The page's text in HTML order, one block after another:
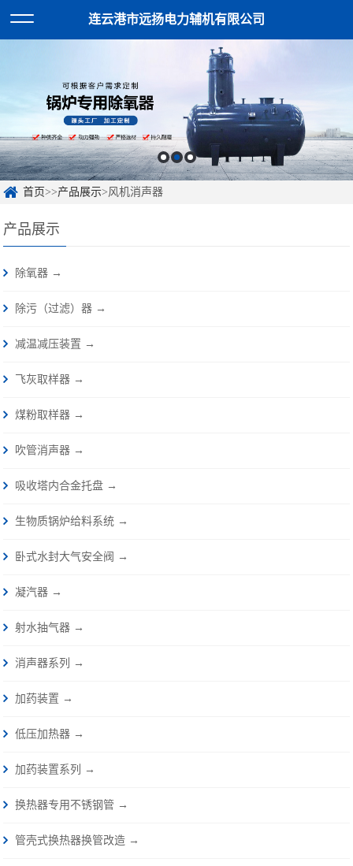
连云港市远扬电力辅机有限公司
首页>>产品展示>风机消声器
产品展示
除氧器 →
除污（过滤）器 →
减温减压装置 →
飞灰取样器 →
煤粉取样器 →
吹管消声器 →
吸收塔内合金托盘 →
生物质锅炉给料系统 →
卧式水封大气安全阀 →
凝汽器 →
射水抽气器 →
消声器系列 →
加药装置 →
低压加热器 →
加药装置系列 →
换热器专用不锈钢管 →
管壳式换热器换管改造 →